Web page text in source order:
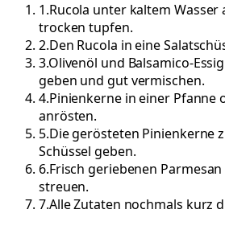
1.Rucola unter kaltem Wasser
trocken tupfen.
2.Den Rucola in eine
3.Olivenöl und Balsamico-
geben und gut vermischen.
4.Pinienkerne in einer Pfanne
anrösten.
5.Die gerösteten Pinienkerne
Schüssel geben.
6.Frisch geriebenen
streuen.
7.Alle Zutaten nochmals kurz